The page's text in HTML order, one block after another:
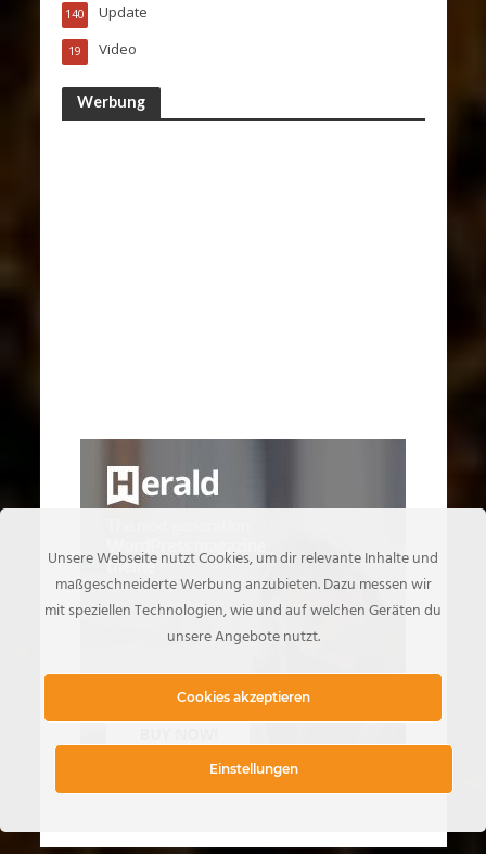
Update
140
Video
19
Werbung
Unsere Webseite nutzt Cookies, um dir relevante Inhalte und
maßgeschneiderte Werbung anzubieten. Dazu messen wir
mit speziellen Technologien, wie und auf welchen Geräten du
unsere Angebote nutzt.
Cookies akzeptieren
Einstellungen